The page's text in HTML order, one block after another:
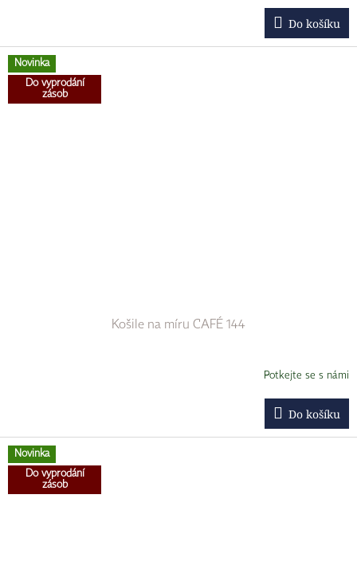
Do košíku
Novinka
Do vyprodání
zásob
Košile na míru CAFÉ 144
Potkejte se s námi
Do košíku
Novinka
Do vyprodání
zásob